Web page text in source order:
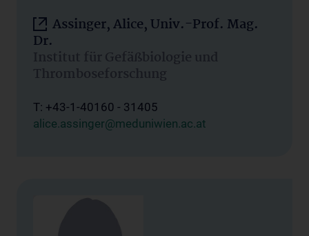
Assinger, Alice, Univ.-Prof. Mag.
Dr.
Institut für Gefäßbiologie und
Thromboseforschung
T: +43-1-40160 - 31405
alice.assinger@meduniwien.ac.at